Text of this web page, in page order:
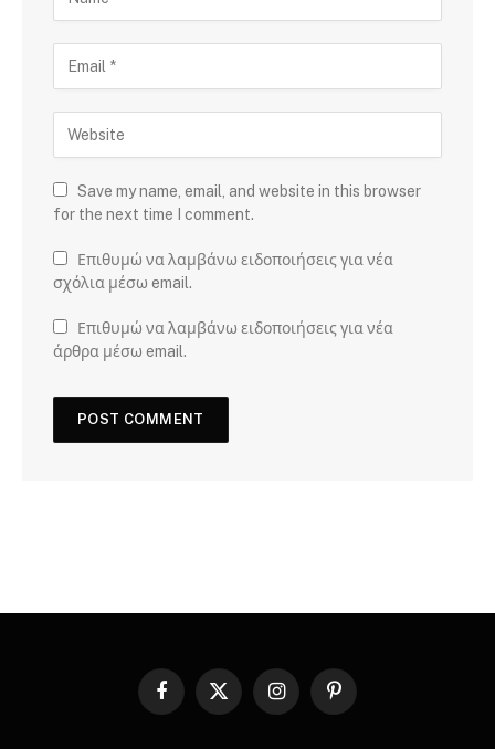
Save my name, email, and website in this browser
for the next time I comment.
Επιθυμώ να λαμβάνω ειδοποιήσεις για νέα
σχόλια μέσω email.
Επιθυμώ να λαμβάνω ειδοποιήσεις για νέα
άρθρα μέσω email.
Facebook
X
InstagramPinterest